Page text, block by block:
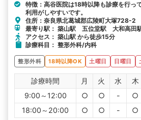
特徴：高谷医院は18時以降も診療を行っ
利用がしやすいです。
住所：奈良県北葛城郡広陵町大塚728-2
最寄り駅： 築山駅 五位堂駅 大和高田
アクセス： 築山駅 から徒歩15分
診療科目： 整形外科/内科
整形外科 18時以降OK 土曜日 日曜日
診療時間 月 火 水 木
9:00～12:00
○ ○ - ○
18:00～20:00
○ ○ - ○